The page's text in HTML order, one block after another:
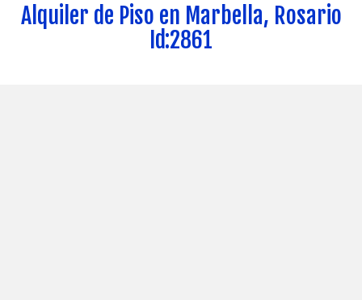
Alquiler de Piso en Marbella, Rosario
Id:2861